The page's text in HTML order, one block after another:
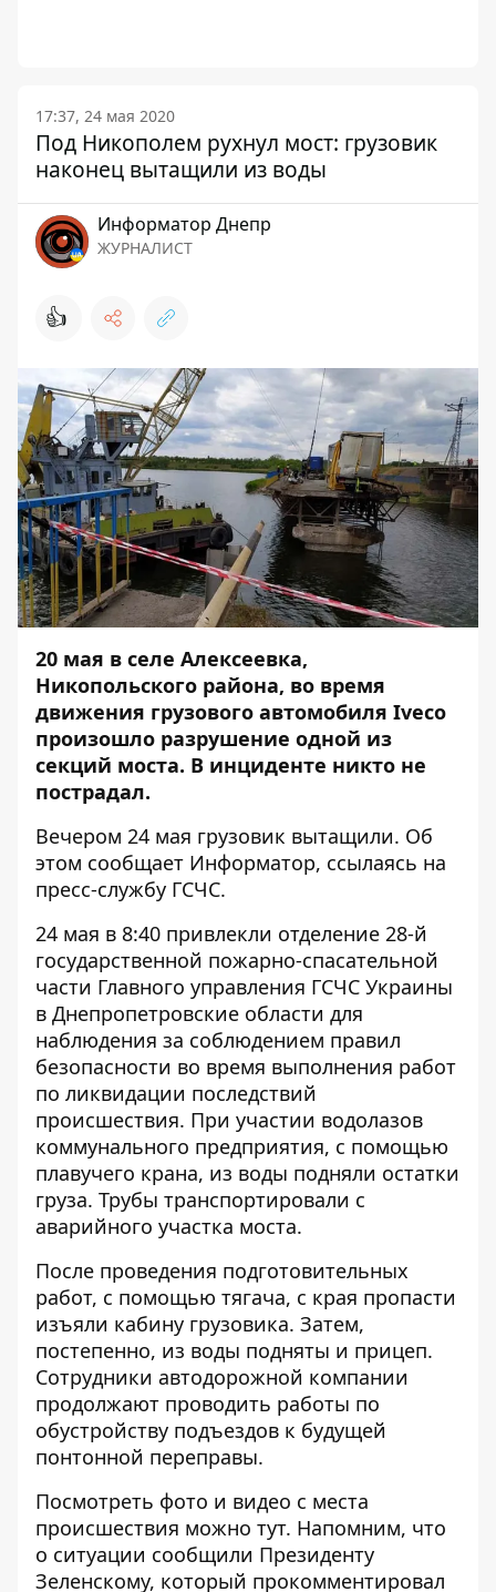
17:37, 24 мая 2020
Под Никополем рухнул мост: грузовик
наконец вытащили из воды
Информатор Днепр
ЖУРНАЛИСТ
👍
20 мая в селе Алексеевка,
Никопольского района, во время
движения грузового автомобиля Iveco
произошло разрушение одной из
секций моста. В инциденте никто не
пострадал.
Вечером 24 мая грузовик вытащили. Об
этом сообщает Информатор, ссылаясь на
пресс-службу ГСЧС.
24 мая в 8:40 привлекли отделение 28-й
государственной пожарно-спасательной
части Главного управления ГСЧС Украины
в Днепропетровские области для
наблюдения за соблюдением правил
безопасности во время выполнения работ
по ликвидации последствий
происшествия. При участии водолазов
коммунального предприятия, с помощью
плавучего крана, из воды подняли остатки
груза. Трубы транспортировали с
аварийного участка моста.
После проведения подготовительных
работ, с помощью тягача, с края пропасти
изъяли кабину грузовика. Затем,
постепенно, из воды подняты и прицеп.
Сотрудники автодорожной компании
продолжают проводить работы по
обустройству подъездов к будущей
понтонной переправы.
Посмотреть фото и видео с места
происшествия можно тут. Напомним, что
о ситуации сообщили Президенту
Зеленскому, который прокомментировал